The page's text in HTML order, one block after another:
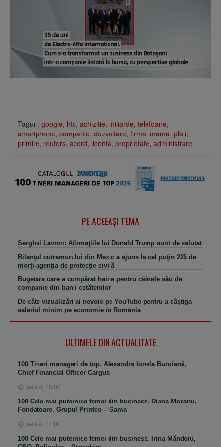
Taguri: google, htc, achizitie, miliarde, telefoane,
smartphone, companie, dezvoltare, firma, mama, plati,
primire, reuters, acord, licenta, proprietate, administrare
PE ACEEAŞI TEMA
Serghei Lavrov: Afirmaţiile lui Donald Trump sunt de salutat
Bilanţul cutremurului din Mexic a ajuns la cel puţin 226 de
morţi-agenţia de protecţie civilă
Bugetara care a cumpărat haine pentru câinele său de
companie din banii cetăţenilor
De câte vizualizări ai nevoie pe YouTube pentru a câştiga
salariul minim pe economie în România
ULTIMELE DIN ACTUALITATE
100 Tineri manageri de top. Alexandra Ionela Buruiană,
Chief Financial Officer Cargus
astăzi, 15:00
100 Cele mai puternice femei din business. Diana Mocanu,
Fondatoare, Grupul Printco – Gama
astăzi, 14:00
100 Cele mai puternice femei din business. Irina Măndoiu,